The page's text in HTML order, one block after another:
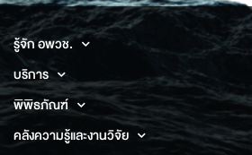
รู้จัก อพวช.
บริการ
พิพิธภัณฑ์
คลังความรู้และงานวิจัย